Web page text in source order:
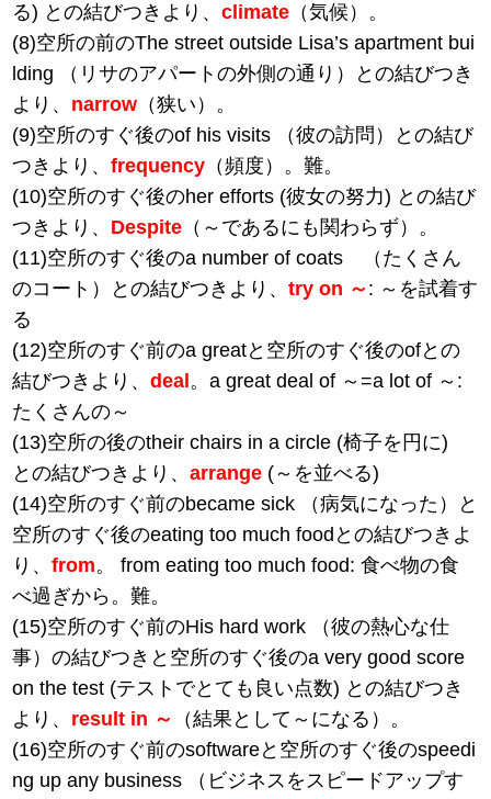
る) との結びつきより、climate （気候）。
(8)空所の前のThe street outside Lisa’s apartment bui
lding （リサのアパートの外側の通り）との結びつき
より、 narrow （狭い）。
(9)空所のすぐ後のof his visits （彼の訪問）との結び
つきより、frequency （頻度）。難。
(10)空所のすぐ後のher efforts (彼女の努力) との結び
つきより、 Despite （～であるにも関わらず）。
(11)空所のすぐ後のa number of coats （たくさん
のコート）との結びつきより、try on ～ : ～を試着す
る
(12)空所のすぐ前のa greatと空所のすぐ後のofとの
結びつきより、deal 。a great deal of ～=a lot of ～:
たくさんの～
(13)空所の後のtheir chairs in a circle (椅子を円に)
との結びつきより、arrange (～を並べる)
(14)空所のすぐ前のbecame sick （病気になった）と
空所のすぐ後のeating too much foodとの結びつきよ
り、from。 from eating too much food: 食べ物の食
べ過ぎから。難。
(15)空所のすぐ前のHis hard work （彼の熱心な仕
事）の結びつきと空所のすぐ後のa very good score
on the test (テストでとても良い点数) との結びつき
より、 result in ～
（結果として～になる）。
(16)空所のすぐ前のsoftwareと空所のすぐ後のspeedi
ng up any business （ビジネスをスピードアップす